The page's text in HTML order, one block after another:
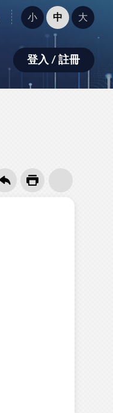
字
型
小：
小 中 大
登入 / 註冊